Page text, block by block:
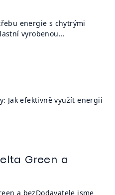
energie s chytrými
vyrobenou...
Jak efektivně využít energii
Green a
a bezDodavatele jsme